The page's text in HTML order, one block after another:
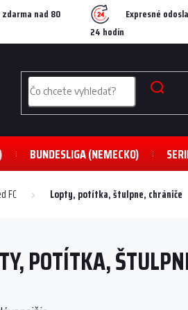
zdarma nad 80
Expresné
24 hodín
BUNDESLIGA (NEMECKO)
FC Lopty, potítka, štulpne, chrániče
POTÍTKA,